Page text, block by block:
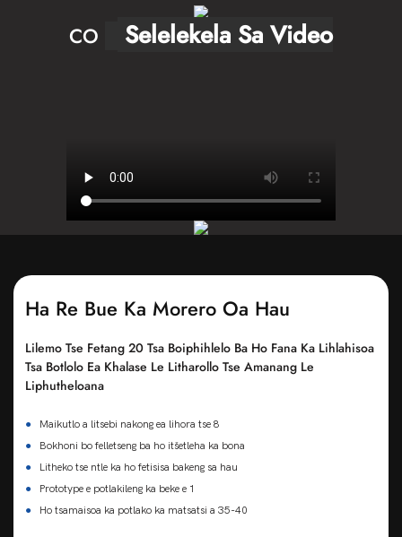
CO Selelekela Sa Video
Ha Re Bue Ka Morero Oa Hau
Lilemo Tse Fetang 20 Tsa Boiphihlelo Ba Ho Fana Ka Lihlahisoa
Tsa Botlolo Ea Khalase Le Litharollo Tse Amanang Le
Liphutheloana
●
Maikutlo a litsebi nakong ea lihora tse 8
●
Bokhoni bo felletseng ba ho itšetleha ka bona
●
Litheko tse ntle ka ho fetisisa bakeng sa hau
●
Prototype e potlakileng ka beke e 1
●
Ho tsamaisoa ka potlako ka matsatsi a 35-40